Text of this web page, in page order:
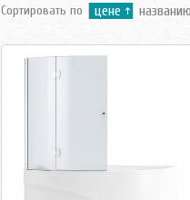
Сортировать по цене